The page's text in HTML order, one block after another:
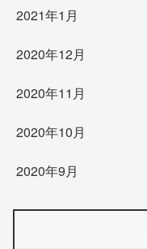
2021年1月
2020年12月
2020年11月
2020年10月
2020年9月